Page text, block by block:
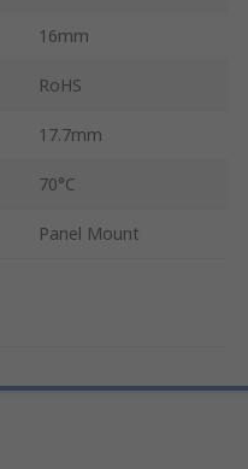
16mm
RoHS
17.7mm
70°C
Panel Mount